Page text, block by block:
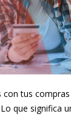
tus
que significa